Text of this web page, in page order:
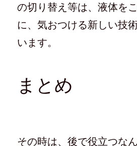
の切り替え等は、液体を
に、気おつける新しい技
います。
まとめ
その時は、後で役立つな